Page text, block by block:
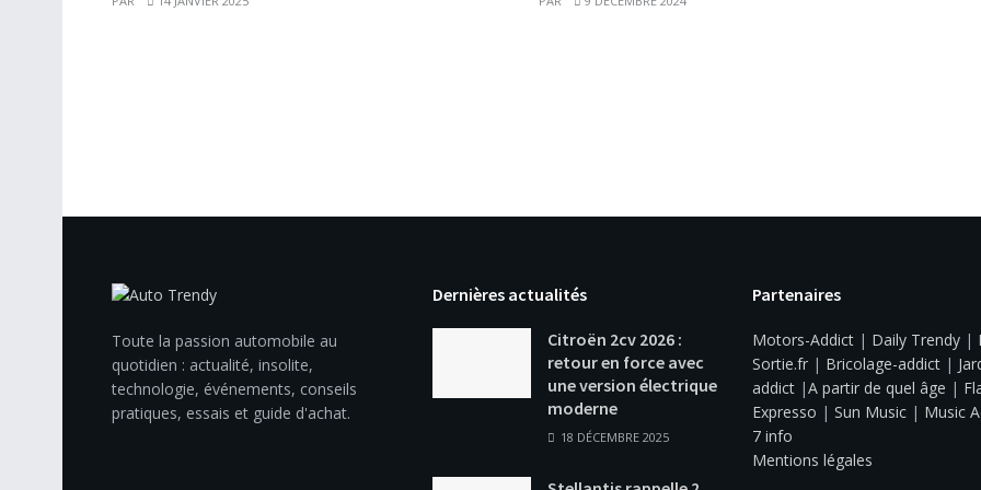
Toute la passion automobile au
quotidien : actualité, insolite,
technologie, événements, conseils
pratiques, essais et guide d'achat.
Dernières actualités
Citroën 2cv 2026 :
retour en force avec
une version électrique
moderne
18 DÉCEMBRE 2025
Partenaires
Motors-Addict | Daily Trendy |
Sortie.fr | Bricolage-addict |
addict |A partir de quel âge |
Expresso | Sun Music | Music
7 info
Mentions légales